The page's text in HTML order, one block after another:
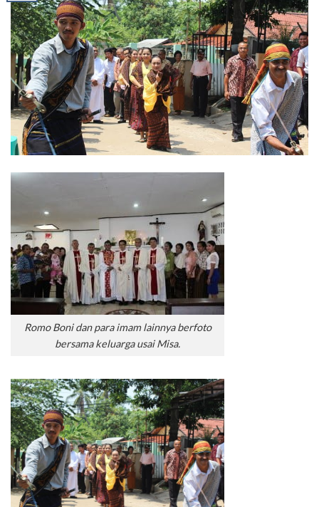
Romo Boni dan para imam lainnya berfoto
bersama keluarga usai Misa.